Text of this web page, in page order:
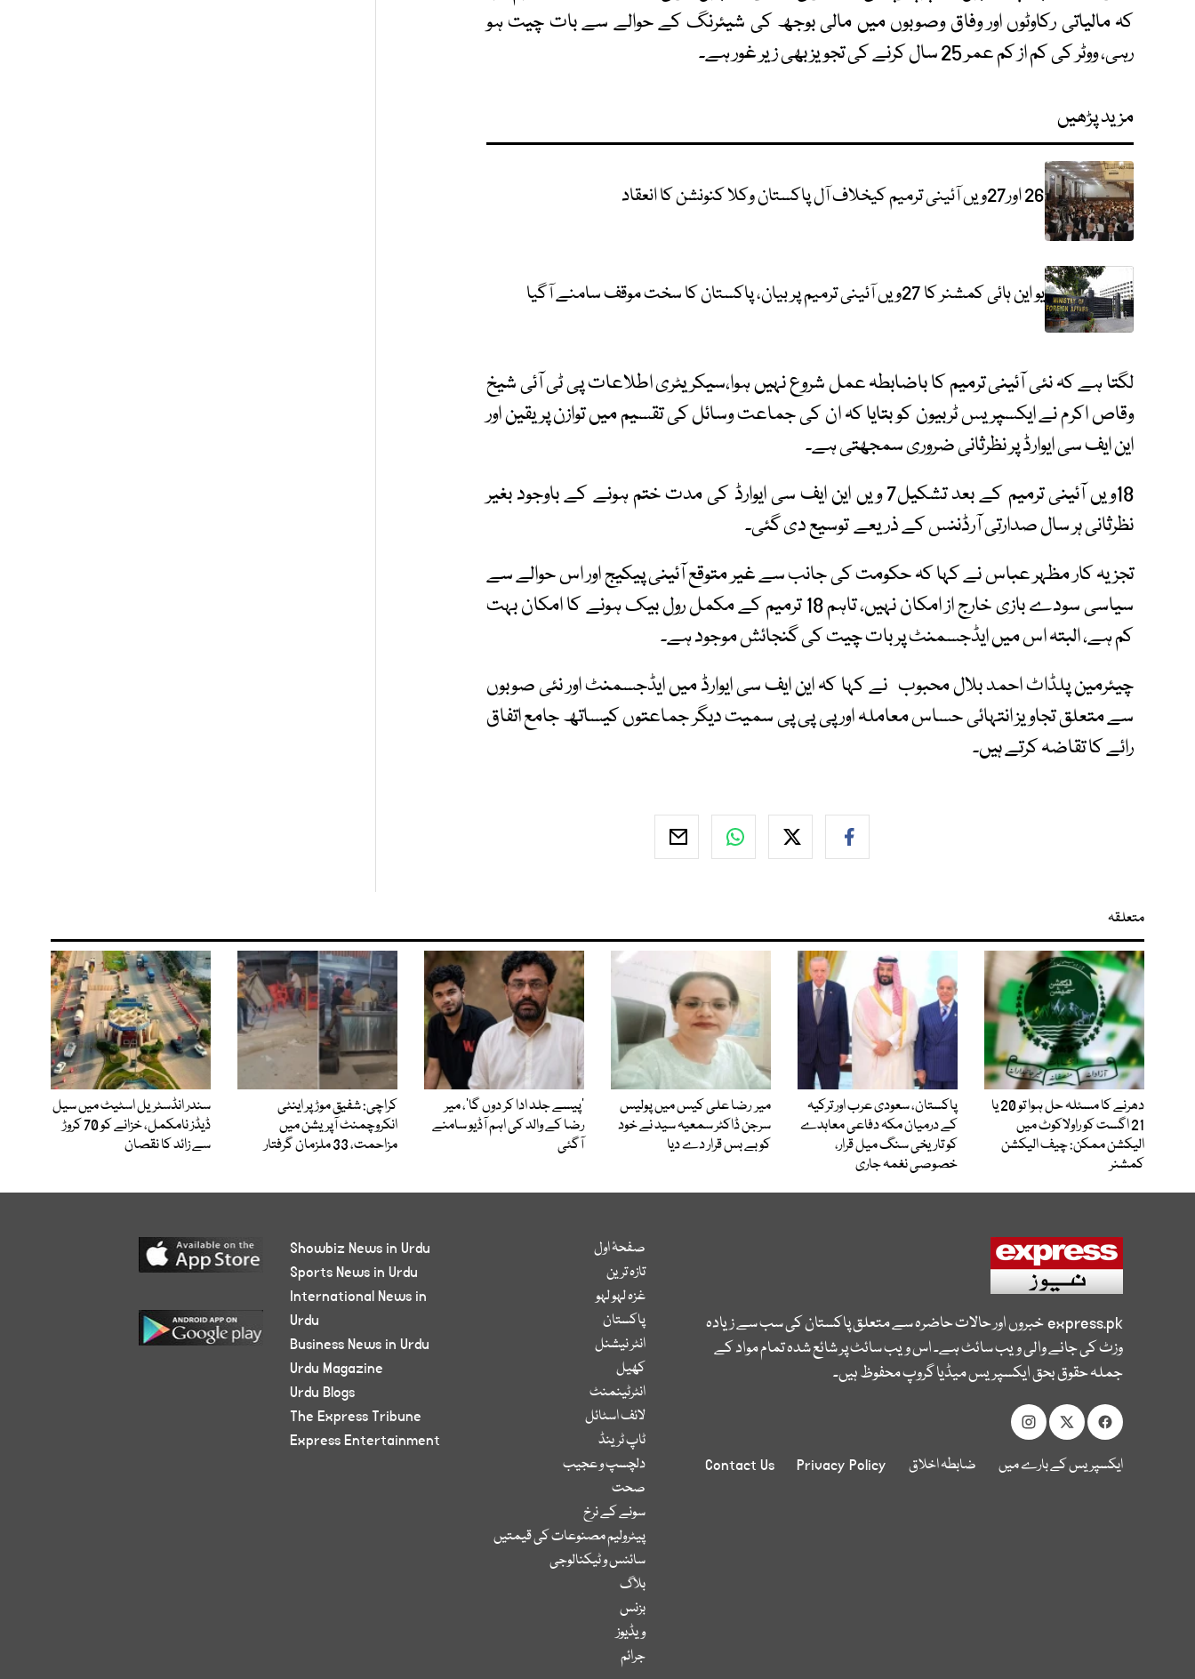
کہ مالیاتی رکاوٹوں اور وفاق وصوبوں میں مالی بوجھ کی شیئرنگ کے حوالے سے بات چیت ہو
رہی، ووٹر کی کم از کم عمر 25 سال کرنے کی تجویز بھی زیر غور ہے۔
مزید پڑھیں
26 اور27ویں آئینی ترمیم کیخلاف آل پاکستان وکلا کنونشن کا انعقاد
یو این ہائی کمشنر کا 27ویں آئینی ترمیم پر بیان، پاکستان کا سخت موقف سامنے آگیا
لگتا ہے کہ نئی آئینی ترمیم کا باضابطہ عمل شروع نہیں ہوا،سیکریٹری اطلاعات پی ٹی آئی شیخ
وقاص اکرم نے ایکسپریس ٹربیون کو بتایا کہ ان کی جماعت وسائل کی تقسیم میں توازن پر یقین اور
این ایف سی ایوارڈ پر نظرثانی ضروری سمجھتی ہے۔
18ویں آئینی ترمیم کے بعد تشکیل7 ویں این ایف سی ایوارڈ کی مدت ختم ہونے کے باوجود بغیر
نظرثانی ہر سال صدارتی آرڈننس کے ذریعے توسیع دی گئی۔
تجزیہ کار مظہر عباس نے کہا کہ حکومت کی جانب سے غیر متوقع آئینی پیکیج اور اس حوالے سے
سیاسی سودے بازی خارج از امکان نہیں، تاہم 18 ترمیم کے مکمل رول بیک ہونے کا امکان بہت
کم ہے، البتہ اس میں ایڈجسمنٹ پر بات چیت کی گنجائش موجود ہے۔
چیئرمین پلڈاٹ احمد بلال محبوب نے کہا کہ این ایف سی ایوارڈ میں ایڈجسمنٹ اور نئی صوبوں
سے متعلق تجاویز انتہائی حساس معاملہ اور پی پی پی سمیت دیگر جماعتوں کیساتھ جامع اتفاق
رائے کا تقاضہ کرتے ہیں۔
متعلقہ
دھرنے کا مسئلہ حل ہوا تو 20 یا
21 اگست کو راولاکوٹ میں
الیکشن ممکن: چیف الیکشن
کمشنر
پاکستان، سعودی عرب اور ترکیہ
کے درمیان مکہ دفاعی معاہدے
کو تاریخی سنگ میل قرار،
خصوصی نغمہ جاری
میر رضا علی کیس میں پولیس
سرجن ڈاکٹر سمعیہ سید نے خود
کو بے بس قرار دے دیا
’پیسے جلد ادا کر دوں گا‘، میر
رضا کے والد کی اہم آڈیو سامنے
آگئی
کراچی: شفیق موڑ پر اینٹی
انکروچمنٹ آپریشن میں
مزاحمت، 33 ملزمان گرفتار
سندر انڈسٹریل اسٹیٹ میں سیل
ڈیڈز نامکمل، خزانے کو 70 کروڑ
سے زائد کا نقصان
express.pkخبروں اور حالات حاضرہ سے متعلق پاکستان کی سب سے زیادہ
وزٹ کی جانے والی ویب سائٹ ہے۔ اس ویب سائٹ پر شائع شدہ تمام مواد کے
جملہ حقوق بحق ایکسپریس میڈیا گروپ محفوظ ہیں۔
ایکسپریس کے بارے میں ضابطہ اخلاق Privacy Policy
Contact Us
صفحۂ اول
تازہ ترین
غزہ لہو لہو
پاکستان
انٹر نیشنل
کھیل
انٹرٹینمنٹ
لائف اسٹائل
ٹاپ ٹرینڈ
دلچسپ و عجیب
صحت
سونے کے نرخ
پیٹرولیم مصنوعات کی قیمتیں
سائنس و ٹیکنالوجی
بلاگ
بزنس
ویڈیوز
جرائم
Showbiz News in Urdu
Sports News in Urdu
International News in
Urdu
Business News in Urdu
Urdu Magazine
Urdu Blogs
The Express Tribune
Express Entertainment